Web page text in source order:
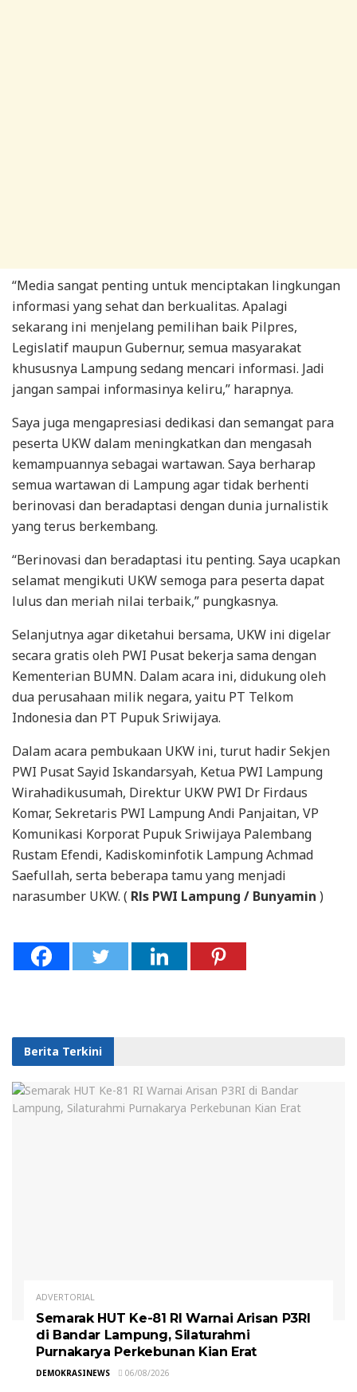
“Media sangat penting untuk menciptakan lingkungan
informasi yang sehat dan berkualitas. Apalagi
sekarang ini menjelang pemilihan baik Pilpres,
Legislatif maupun Gubernur, semua masyarakat
khususnya Lampung sedang mencari informasi. Jadi
jangan sampai informasinya keliru,” harapnya.
Saya juga mengapresiasi dedikasi dan semangat para
peserta UKW dalam meningkatkan dan mengasah
kemampuannya sebagai wartawan. Saya berharap
semua wartawan di Lampung agar tidak berhenti
berinovasi dan beradaptasi dengan dunia jurnalistik
yang terus berkembang.
“Berinovasi dan beradaptasi itu penting. Saya ucapkan
selamat mengikuti UKW semoga para peserta dapat
lulus dan meriah nilai terbaik,” pungkasnya.
Selanjutnya agar diketahui bersama, UKW ini digelar
secara gratis oleh PWI Pusat bekerja sama dengan
Kementerian BUMN. Dalam acara ini, didukung oleh
dua perusahaan milik negara, yaitu PT Telkom
Indonesia dan PT Pupuk Sriwijaya.
Dalam acara pembukaan UKW ini, turut hadir Sekjen
PWI Pusat Sayid Iskandarsyah, Ketua PWI Lampung
Wirahadikusumah, Direktur UKW PWI Dr Firdaus
Komar, Sekretaris PWI Lampung Andi Panjaitan, VP
Komunikasi Korporat Pupuk Sriwijaya Palembang
Rustam Efendi, Kadiskominfotik Lampung Achmad
Saefullah, serta beberapa tamu yang menjadi
narasumber UKW. ( Rls PWI Lampung / Bunyamin )
Berita Terkini
ADVERTORIAL
Semarak HUT Ke-81 RI Warnai Arisan P3RI
di Bandar Lampung, Silaturahmi
Purnakarya Perkebunan Kian Erat
DEMOKRASINEWS 06/08/2026